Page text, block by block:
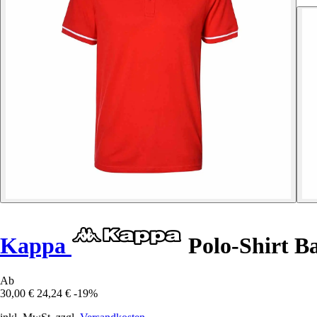
Kappa Polo-Shirt
Ab
30,00 € 24,24 € -19%